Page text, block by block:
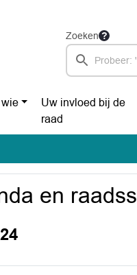
Zoeken
Uw invloed bij de
raad
en